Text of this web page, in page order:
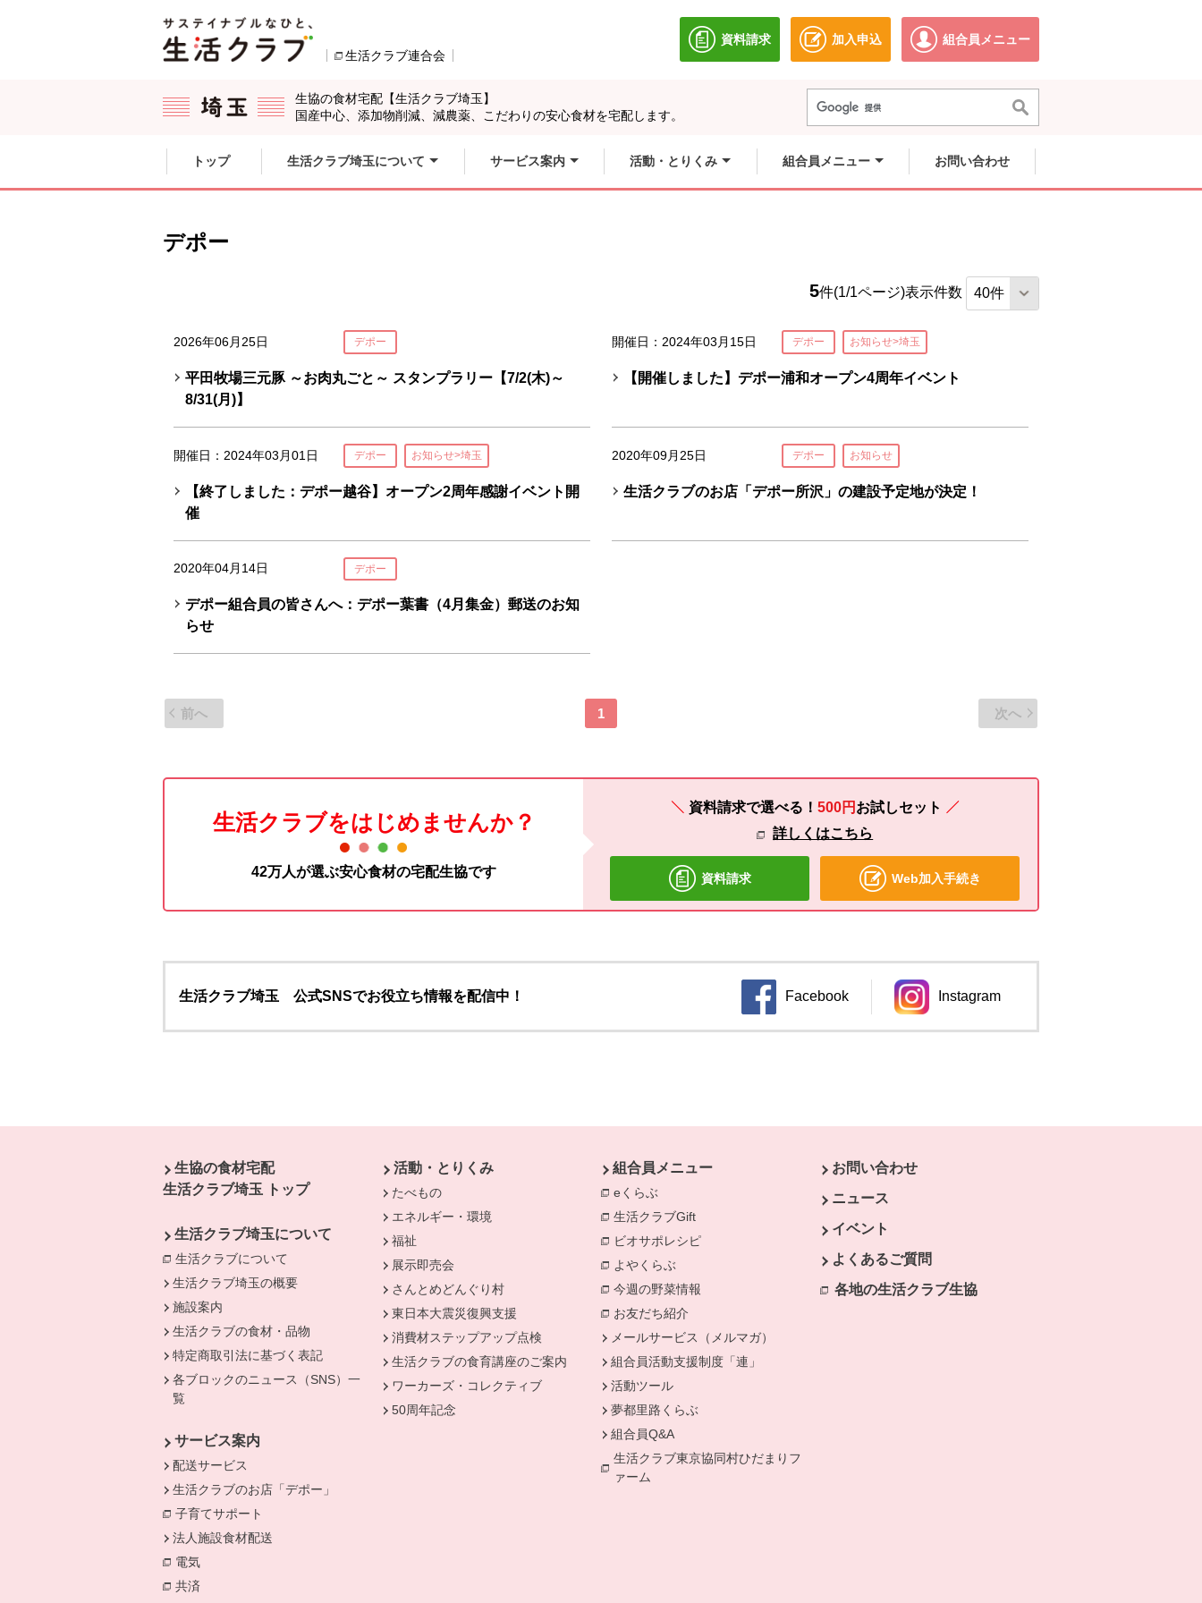
生活クラブ連合会
資料請求
別のウィンドウで開きます。
加入申込
別のウィンドウで開きます。
組合員メニュー
別のウィンドウで開きます。
生協の食材宅配【生活クラブ埼玉】
国産中心、添加物削減、減農薬、こだわりの安心食材を宅配します。
ここからサイト内共通メニューです。
サイト内共通メニューをスキップする
トップ 生活クラブ埼玉について サービス案内 活動・とりくみ 組合員メニュー お問い合わせ
デポー
5件(1/1ページ)表示件数
2026年06月25日 デポー
平田牧場三元豚 ～お肉丸ごと～ スタンプラリー【7/2(木)～
8/31(月)】
開催日：2024年03月15日 デポー お知らせ>埼玉
【開催しました】デポー浦和オープン4周年イベント
開催日：2024年03月01日 デポー お知らせ>埼玉
【終了しました：デポー越谷】オープン2周年感謝イベント開
催
2020年09月25日 デポー お知らせ
生活クラブのお店「デポー所沢」の建設予定地が決定！
2020年04月14日 デポー
デポー組合員の皆さんへ：デポー葉書（4月集金）郵送のお知
らせ
前へ 1 次へ
生活クラブをはじめませんか？
42万人が選ぶ安心食材の宅配生協です
資料請求で選べる！ 500円 お試しセット
詳しくはこちら
資料請求 Web加入手続き
生活クラブ埼玉 公式SNSでお役立ち情報を配信中！ Facebook
別のウィンドウで開きます。
Instagram
別のウィンドウで開きます。
生協の食材宅配
生活クラブ埼玉 トップ
生活クラブ埼玉について
生活クラブについて
別のウィンドウで開きます。
生活クラブ埼玉の概要
施設案内
生活クラブの食材・品物
特定商取引法に基づく表記
各ブロックのニュース（SNS）一
覧
サービス案内
配送サービス
生活クラブのお店「デポー」
子育てサポート
法人施設食材配送
電気
共済
活動・とりくみ
たべもの
エネルギー・環境
福祉
展示即売会
さんとめどんぐり村
東日本大震災復興支援
消費材ステップアップ点検
生活クラブの食育講座のご案内
ワーカーズ・コレクティブ
50周年記念
組合員メニュー
eくらぶ
生活クラブGift
別のウィンドウで開きます。
ビオサポレシピ 別のウィンドウで開きます。
よやくらぶ 別のウィンドウで開きます。
今週の野菜情報 別のウィンドウで開きます。
お友だち紹介
メールサービス（メルマガ）
組合員活動支援制度「連」
活動ツール
夢都里路くらぶ
組合員Q&A
生活クラブ東京協同村ひだまりフ
ァーム
お問い合わせ
ニュース
イベント
よくあるご質問
各地の生活クラブ生協